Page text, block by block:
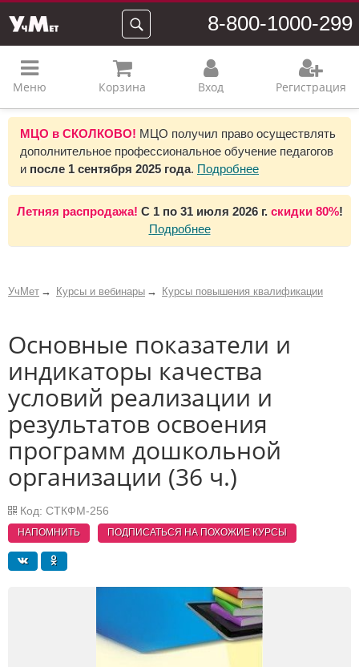
8-800-1000-299
Меню Корзина Вход Регистрация
МЦО в СКОЛКОВО! МЦО получил право осуществлять
дополнительное профессиональное обучение педагогов
и после 1 сентября 2025 года. Подробнее
Летняя распродажа! С 1 по 31 июля 2026 г. скидки 80%!
Подробнее
УчМет Курсы и вебинары Курсы повышения квалификации
Основные показатели и
индикаторы качества
условий реализации и
результатов освоения
программ дошкольной
организации (36 ч.)
Код: СТКФМ-256
НАПОМНИТЬ ПОДПИСАТЬСЯ НА ПОХОЖИЕКУРСЫ